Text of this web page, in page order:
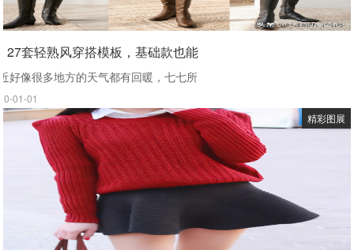
27套轻熟风穿搭模板，基础款也能
好像很多地方的天气都有回暖，七七所
01-01
精彩图展